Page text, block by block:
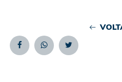
FacebookWhatsappTwitter